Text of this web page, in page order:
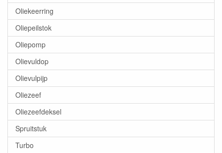
Oliekeerring
Oliepeilstok
Oliepomp
Olievuldop
Olievulpijp
Oliezeef
Oliezeefdeksel
Spruitstuk
Turbo